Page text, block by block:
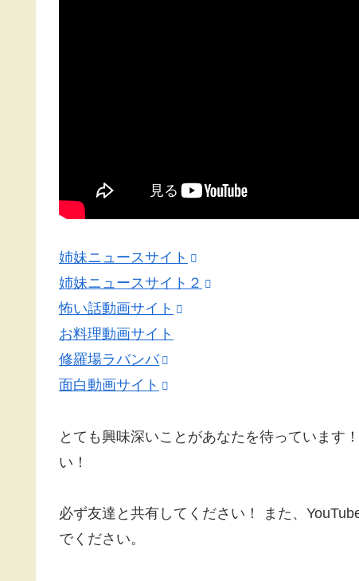
姉妹ニュースサイト
姉妹ニュースサイト２
怖い話動画サイト
お料理動画サイト
修羅場ラバンバ
面白動画サイト
とても興味深いことがあなたを待っています
い！
必ず友達と共有してください！ また、
でください。